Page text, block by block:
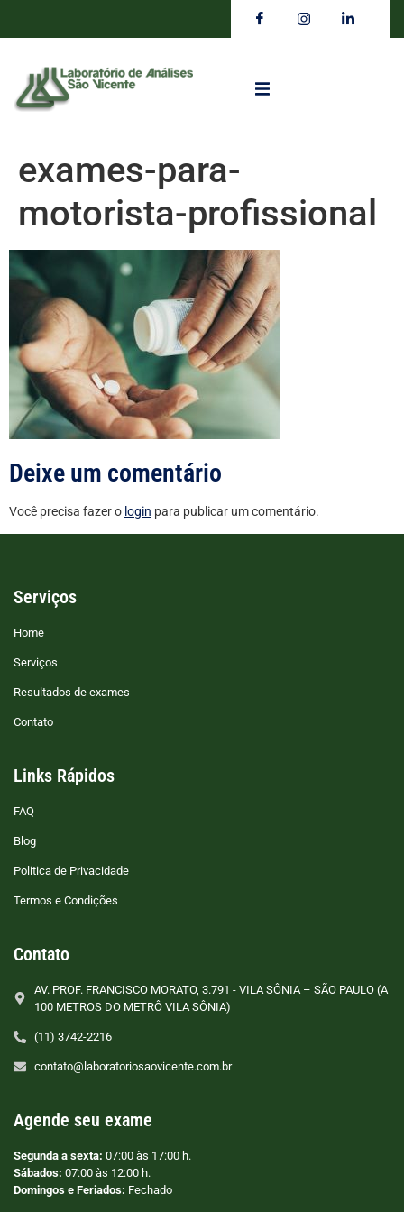
exames-para-
motorista-profissional
Deixe um comentário
Você precisa fazer o login para publicar um comentário.
Serviços
Home
Serviços
Resultados de exames
Contato
Links Rápidos
FAQ
Blog
Politica de Privacidade
Termos e Condições
Contato
AV. PROF. FRANCISCO MORATO, 3.791 - VILA SÔNIA – SÃO PAULO (A
100 METROS DO METRÔ VILA SÔNIA)
(11) 3742-2216
contato@laboratoriosaovicente.com.br
Agende seu exame
Segunda a sexta: 07:00 às 17:00 h.
Sábados: 07:00 às 12:00 h.
Domingos e Feriados: Fechado